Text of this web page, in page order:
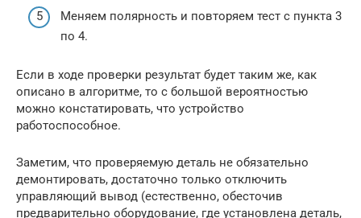
Меняем полярность и повторяем тест с пункта 3
по 4.
Если в ходе проверки результат будет таким же, как
описано в алгоритме, то с большой вероятностью
можно констатировать, что устройство
работоспособное.
Заметим, что проверяемую деталь не обязательно
демонтировать, достаточно только отключить
управляющий вывод (естественно, обесточив
предварительно оборудование, где установлена деталь,